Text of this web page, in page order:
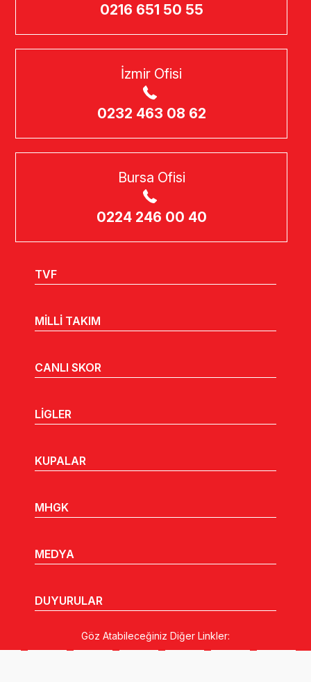
0216 651 50 55
İzmir Ofisi
0232 463 08 62
Bursa Ofisi
0224 246 00 40
TVF
MİLLİ TAKIM
CANLI SKOR
LİGLER
KUPALAR
MHGK
MEDYA
DUYURULAR
Göz Atabileceğiniz Diğer Linkler: